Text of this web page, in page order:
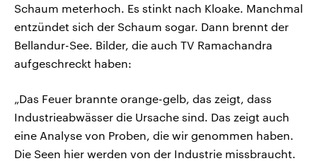
Schaum meterhoch. Es stinkt nach Kloake. Manchmal
entzündet sich der Schaum sogar. Dann brennt der
Bellandur-See. Bilder, die auch TV Ramachandra
aufgeschreckt haben:
„Das Feuer brannte orange-gelb, das zeigt, dass
Industrieabwässer die Ursache sind. Das zeigt auch
eine Analyse von Proben, die wir genommen haben.
Die Seen hier werden von der Industrie missbraucht.